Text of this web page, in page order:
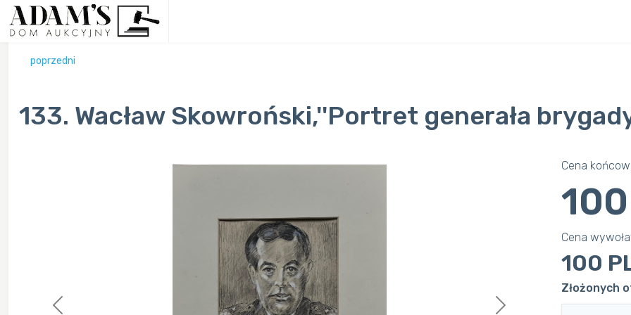
poprzedni
133. Wacław Skowroński,''Portret generała
Previous Next
Cena
Cena
100
Złożonych